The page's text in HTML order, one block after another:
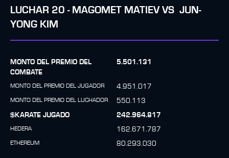
LUCHAR 20 - MAGOMET MATIEV VS JUN-
YONG KIM
MONTO DEL PREMIO DEL
COMBATE
5.501.131
MONTO DEL PREMIO DEL JUGADOR 4.951.017
MONTO DEL PREMIO DEL LUCHADOR
550.113
$KARATE JUGADO
242.964.817
HEDERA 162.671.787
ETHEREUM 80.293.030